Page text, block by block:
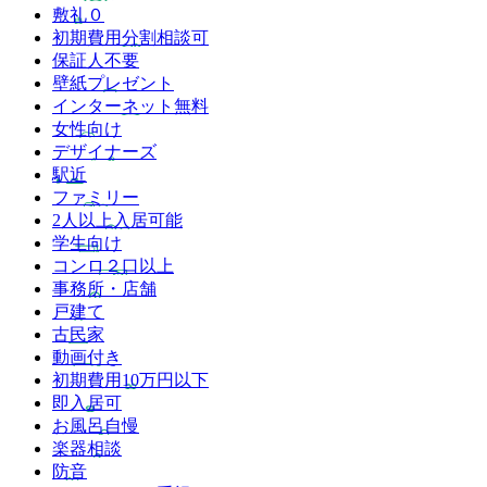
敷礼０
初期費用分割相談可
保証人不要
壁紙プレゼント
インターネット無料
女性向け
デザイナーズ
駅近
ファミリー
2人以上入居可能
学生向け
コンロ２口以上
事務所・店舗
戸建て
古民家
動画付き
初期費用10万円以下
即入居可
お風呂自慢
楽器相談
防音